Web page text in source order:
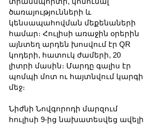
ծառայությունների և
կենսապահովման մեքենաների
համար։ Հուլիսի առաջին օրերին
այնտեղ արդեն խոսվում էր QR
կոդերի, հատուկ ժամերի, 20
լիտրի մասին։ Մարդը գալիս էր
պոմպի մոտ ու հայտնվում կարգի
մեջ։
Նիժնի Նովգորոդի մարզում
հուլիսի 9-ից նախատեսվեց ավելի